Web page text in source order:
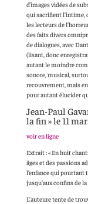
d’images vidées de
qui sacrifient l’intime,
les lecteurs de
des faits divers
de dialogues, avec
(lisant, donc
autant le moindre
sonore, musical,
recouvrement, mais
pour autant élucider
Jean-Paul
la fin » le 11
voir en ligne
Extrait : « En huit
âges et des passions
l’enfance qui pourtant
jusqu’aux confins de la
L’auteure tente de